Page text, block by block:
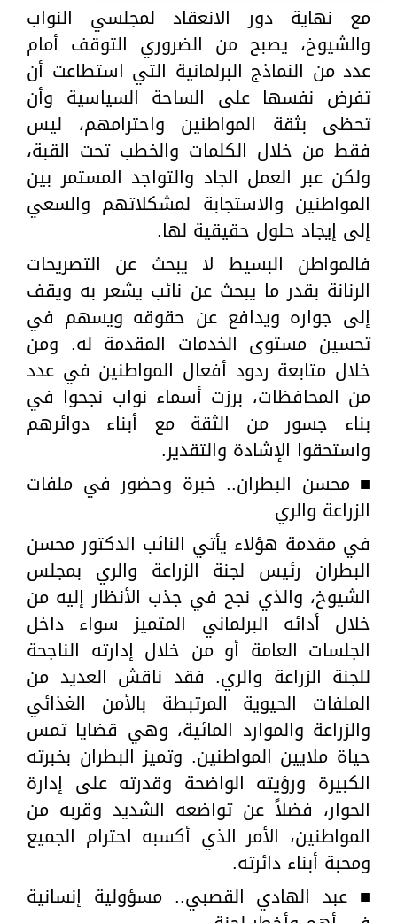
مع نهاية دور الانعقاد لمجلسي النواب
والشيوخ، يصبح من الضروري التوقف أمام
عدد من النماذج البرلمانية التي استطاعت أن
تفرض نفسها على الساحة السياسية وأن
تحظى بثقة المواطنين واحترامهم، ليس
فقط من خلال الكلمات والخطب تحت القبة،
ولكن عبر العمل الجاد والتواجد المستمر بين
المواطنين والاستجابة لمشكلاتهم والسعي
إلى إيجاد حلول حقيقية لها.
فالمواطن البسيط لا يبحث عن التصريحات
الرنانة بقدر ما يبحث عن نائب يشعر به ويقف
إلى جواره ويدافع عن حقوقه ويسهم في
تحسين مستوى الخدمات المقدمة له. ومن
خلال متابعة ردود أفعال المواطنين في عدد
من المحافظات، برزت أسماء نواب نجحوا في
بناء جسور من الثقة مع أبناء دوائرهم
واستحقوا الإشادة والتقدير.
■ محسن البطران.. خبرة وحضور في ملفات
الزراعة والري
في مقدمة هؤلاء يأتي النائب الدكتور محسن
البطران رئيس لجنة الزراعة والري بمجلس
الشيوخ، والذي نجح في جذب الأنظار إليه من
خلال أدائه البرلماني المتميز سواء داخل
الجلسات العامة أو من خلال إدارته الناجحة
للجنة الزراعة والري. فقد ناقش العديد من
الملفات الحيوية المرتبطة بالأمن الغذائي
والزراعة والموارد المائية، وهي قضايا تمس
حياة ملايين المواطنين. وتميز البطران بخبرته
الكبيرة ورؤيته الواضحة وقدرته على إدارة
الحوار، فضلاً عن تواضعه الشديد وقربه من
المواطنين، الأمر الذي أكسبه احترام الجميع
ومحبة أبناء دائرته.
■ عبد الهادي القصبي.. مسؤولية إنسانية